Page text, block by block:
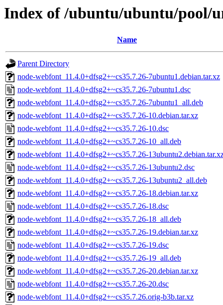
Index of /ubuntu/ubuntu/pool/
Name
Parent Directory
node-webfont_11.4.0+dfsg2+~cs35.7.26-7ubuntu1.debian.tar.xz
node-webfont_11.4.0+dfsg2+~cs35.7.26-7ubuntu1.dsc
node-webfont_11.4.0+dfsg2+~cs35.7.26-7ubuntu1_all.deb
node-webfont_11.4.0+dfsg2+~cs35.7.26-10.debian.tar.xz
node-webfont_11.4.0+dfsg2+~cs35.7.26-10.dsc
node-webfont_11.4.0+dfsg2+~cs35.7.26-10_all.deb
node-webfont_11.4.0+dfsg2+~cs35.7.26-
node-webfont_11.4.0+dfsg2+~cs35.7.26-13ubuntu2.dsc
node-webfont_11.4.0+dfsg2+~cs35.7.26-13ubuntu2_all.deb
node-webfont_11.4.0+dfsg2+~cs35.7.26-18.debian.tar.xz
node-webfont_11.4.0+dfsg2+~cs35.7.26-18.dsc
node-webfont_11.4.0+dfsg2+~cs35.7.26-18_all.deb
node-webfont_11.4.0+dfsg2+~cs35.7.26-19.debian.tar.xz
node-webfont_11.4.0+dfsg2+~cs35.7.26-19.dsc
node-webfont_11.4.0+dfsg2+~cs35.7.26-19_all.deb
node-webfont_11.4.0+dfsg2+~cs35.7.26-20.debian.tar.xz
node-webfont_11.4.0+dfsg2+~cs35.7.26-20.dsc
node-webfont_11.4.0+dfsg2+~cs35.7.26.orig-b3b.tar.xz